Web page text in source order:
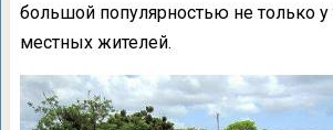
большой популярностью не только у
местных жителей.